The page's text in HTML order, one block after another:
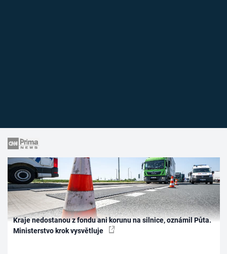
Kraje nedostanou z fondu ani korunu na silnice, oznámil Půta.
Ministerstvo krok vysvětluje